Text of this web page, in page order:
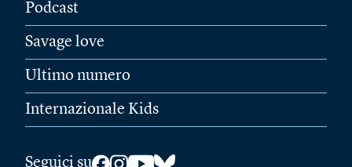
Podcast
Savage love
Ultimo numero
Internazionale Kids
Seguici su